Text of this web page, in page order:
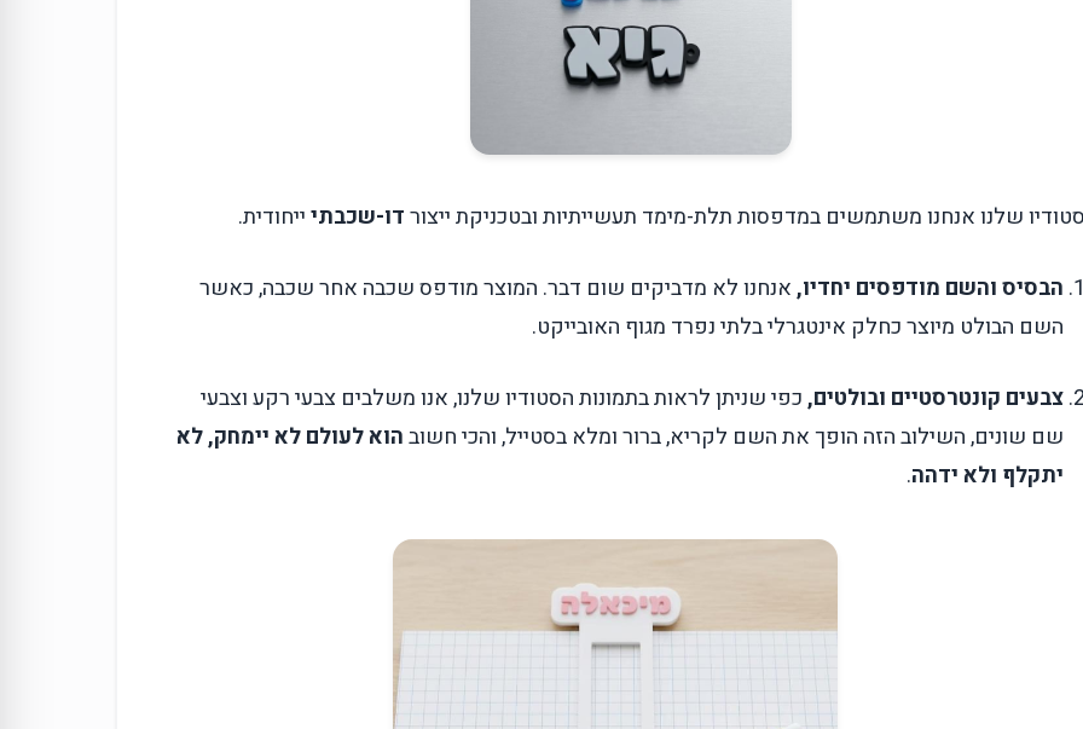
שלנו אנחנו משתמשים במדפסות תלת-מימד תעשייתיות ובטכניקת ייצורדו-שכבתיייחודית.
הבסיס והשם מודפסים יחדיו,אנחנו לא מדביקים שום דבר. המוצר מודפס שכבה אחר שכבה, כאשר
השם הבולט מיוצר כחלק אינטגרלי בלתי נפרד מגוף האובייקט.
צבעים קונטרסטיים ובולטים,כפי שניתן לראות בתמונות הסטודיו שלנו, אנו משלבים צבעי רקע וצבעי
שם שונים,השילוב הזה הופך את השם לקריא, ברור ומלא בסטייל, והכי חשובהוא לעולם לא יימחק, לא
יתקלף ולא ידהה.